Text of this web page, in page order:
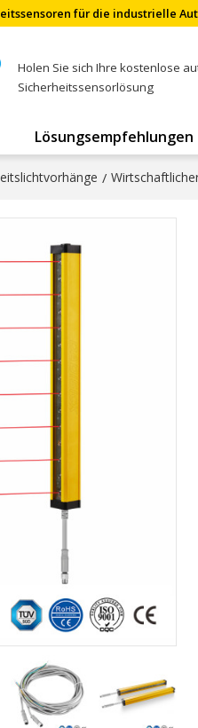
für die industrielle
Holen Sie sich Ihre kostenlose
Sicherheitssensorlösung
Lösungsempfehlungen
/